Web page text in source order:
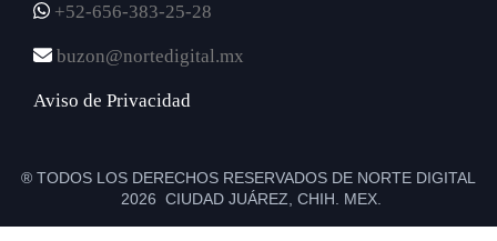
+52-656-383-25-28
buzon@nortedigital.mx
Aviso de Privacidad
® TODOS LOS DERECHOS RESERVADOS DE NORTE DIGITAL
2026 CIUDAD JUÁREZ, CHIH. MEX.